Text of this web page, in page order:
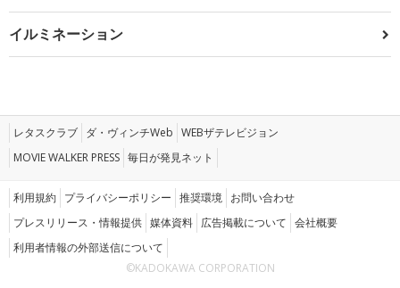
イルミネーション
レタスクラブ ダ・ヴィンチWeb WEBザテレビジョン
MOVIE WALKER PRESS 毎日が発見ネット
利用規約 プライバシーポリシー 推奨環境 お問い合わせ
プレスリリース・情報提供 媒体資料 広告掲載について 会社概要
利用者情報の外部送信について
©KADOKAWA CORPORATION